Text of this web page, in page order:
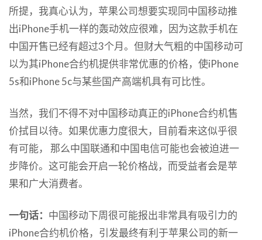
所提，我真心认为，苹果公司想要实现同中国移动推
出iPhone手机一样的轰动效应很难，因为这款手机在
中国开售已经有超过3个月。但财大气粗的中国移动可
以为其iPhone合约机提供非常优惠的价格，使iPhone
5s和iPhone 5c与某些国产高端机具有可比性。
当然，我们不得不对中国移动真正的iPhone合约机售
价拭目以待。如果优惠力度很大，目前看来这似乎很
有可能， 那么中国联通和中国电信可能也会被迫进一
步降价。这可能会开启一轮价格战，而受益者会是苹
果和广大消费者。
一句话： 中国移动下周很可能报出非常具有吸引力的
iPhone合约机价格，引发最终有利于苹果公司的新一